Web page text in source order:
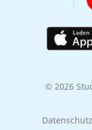
© 2026
Datenschutz